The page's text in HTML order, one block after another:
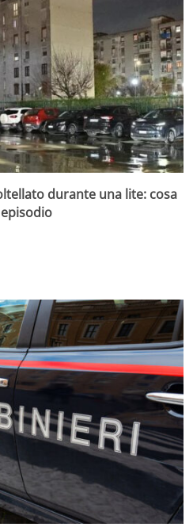
durante una lite: cosa